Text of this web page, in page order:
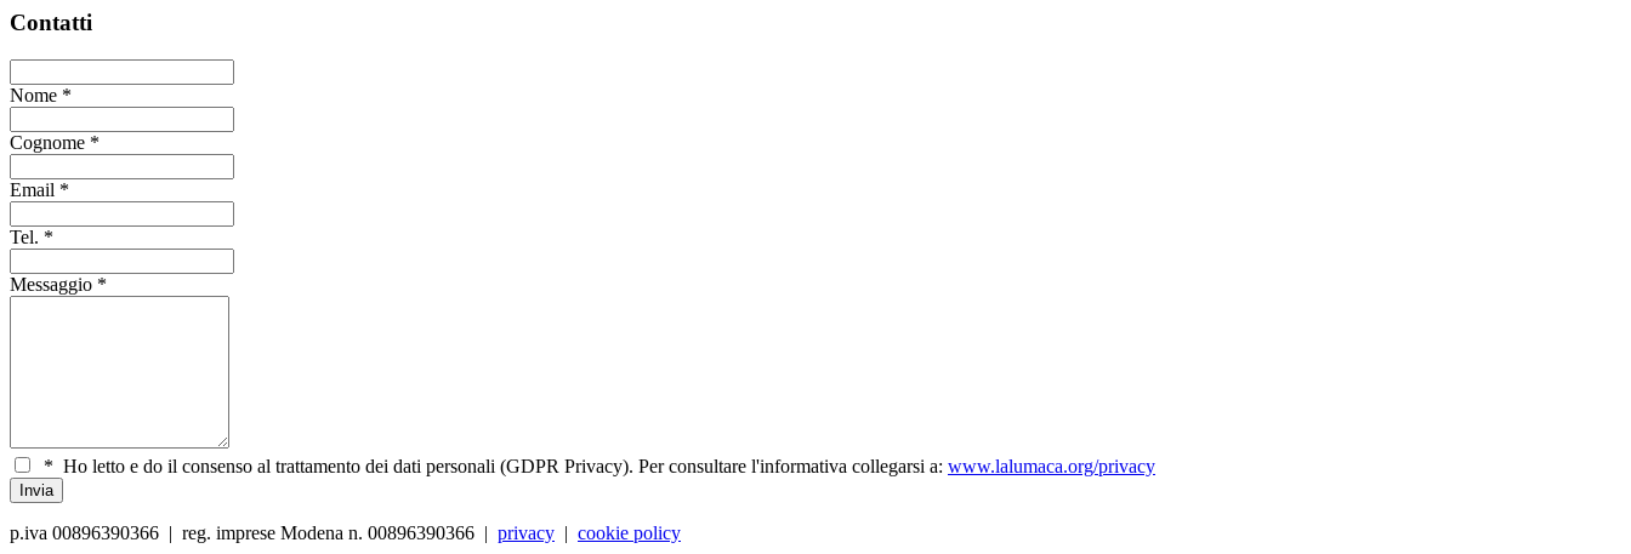
Contatti
Nome *
Cognome *
Email *
Tel. *
Messaggio *
* Ho letto e do il consenso al trattamento dei dati personali (GDPR Privacy). Per consultare l'informativa collegarsi a: www.lalumaca.org/privacy
p.iva 00896390366 | reg. imprese Modena n. 00896390366 | privacy | cookie policy